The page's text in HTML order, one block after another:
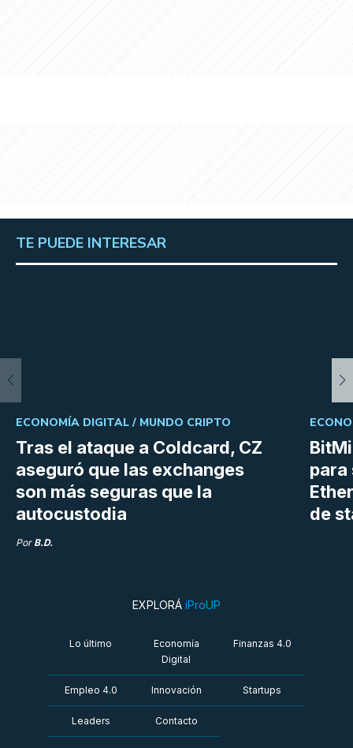
TE PUEDE INTERESAR
Tras el ataque a Coldcard, CZ
aseguró que las exchanges
son más seguras que la
autocustodia
ECONOMÍA DIGITAL / MUNDO CRIPTO
Por B.D.
para
de
EXPLORÁ iProUP
Lo último
Economía
Digital
Finanzas 4.0
Empleo 4.0 Innovación Startups
Leaders Contacto